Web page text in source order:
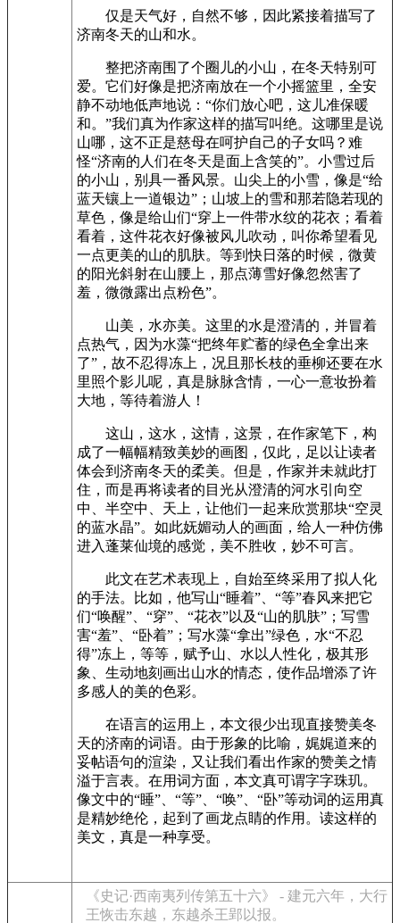
仅是天气好，自然不够，因此紧接着描写了
济南冬天的山和水。
整把济南围了个圈儿的小山，在冬天特别可
爱。它们好像是把济南放在一个小摇篮里，全安
静不动地低声地说：“你们放心吧，这儿准保暖
和。”我们真为作家这样的描写叫绝。这哪里是说
山哪，这不正是慈母在呵护自己的子女吗？难
怪“济南的人们在冬天是面上含笑的”。小雪过后
的小山，别具一番风景。山尖上的小雪，像是“给
蓝天镶上一道银边”；山坡上的雪和那若隐若现的
草色，像是给山们“穿上一件带水纹的花衣；看着
看着，这件花衣好像被风儿吹动，叫你希望看见
一点更美的山的肌肤。等到快日落的时候，微黄
的阳光斜射在山腰上，那点薄雪好像忽然害了
羞，微微露出点粉色”。
山美，水亦美。这里的水是澄清的，并冒着
点热气，因为水藻“把终年贮蓄的绿色全拿出来
了”，故不忍得冻上，况且那长枝的垂柳还要在水
里照个影儿呢，真是脉脉含情，一心一意妆扮着
大地，等待着游人！
这山，这水，这情，这景，在作家笔下，构
成了一幅幅精致美妙的画图，仅此，足以让读者
体会到济南冬天的柔美。但是，作家并未就此打
住，而是再将读者的目光从澄清的河水引向空
中、半空中、天上，让他们一起来欣赏那块“空灵
的蓝水晶”。如此妩媚动人的画面，给人一种仿佛
进入蓬莱仙境的感觉，美不胜收，妙不可言。
此文在艺术表现上，自始至终采用了拟人化
的手法。比如，他写山“睡着”、“等”春风来把它
们“唤醒”、“穿”、“花衣”以及“山的肌肤”；写雪
害“羞”、“卧着”；写水藻“拿出”绿色，水“不忍
得”冻上，等等，赋予山、水以人性化，极其形
象、生动地刻画出山水的情态，使作品增添了许
多感人的美的色彩。
在语言的运用上，本文很少出现直接赞美冬
天的济南的词语。由于形象的比喻，娓娓道来的
妥帖语句的渲染，又让我们看出作家的赞美之情
溢于言表。在用词方面，本文真可谓字字珠玑。
像文中的“睡”、“等”、“唤”、“卧”等动词的运用真
是精妙绝伦，起到了画龙点睛的作用。读这样的
美文，真是一种享受。
《史记·西南夷列传第五十六》 - 建元六年，大行
王恢击东越，东越杀王郢以报。